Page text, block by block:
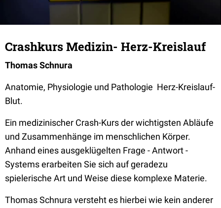
Crashkurs Medizin- Herz-Kreislauf
Thomas Schnura
Anatomie, Physiologie und Pathologie Herz-Kreislauf-
Blut.
Ein medizinischer Crash-Kurs der wichtigsten Abläufe
und Zusammenhänge im menschlichen Körper.
Anhand eines ausgeklügelten Frage - Antwort -
Systems erarbeiten Sie sich auf geradezu
spielerische Art und Weise diese komplexe Materie.
Thomas Schnura versteht es hierbei wie kein anderer